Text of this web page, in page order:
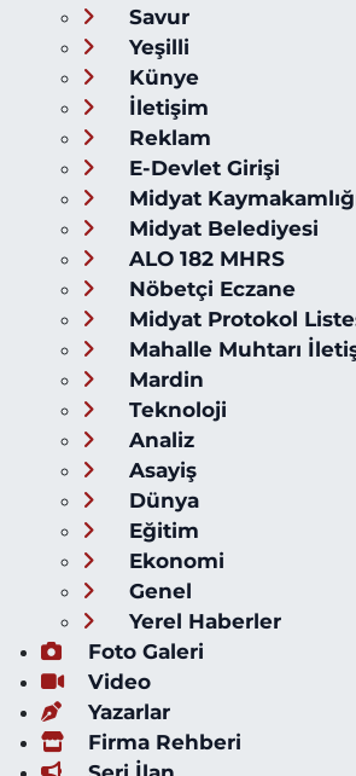
Savur
Yeşilli
Künye
İletişim
Reklam
E-Devlet Girişi
Midyat
Midyat Belediyesi
ALO 182 MHRS
Nöbetçi Eczane
Midyat Protokol
Mahalle Muhtarı
Mardin
Teknoloji
Analiz
Asayiş
Dünya
Eğitim
Ekonomi
Genel
Yerel Haberler
Foto Galeri
Video
Yazarlar
Firma Rehberi